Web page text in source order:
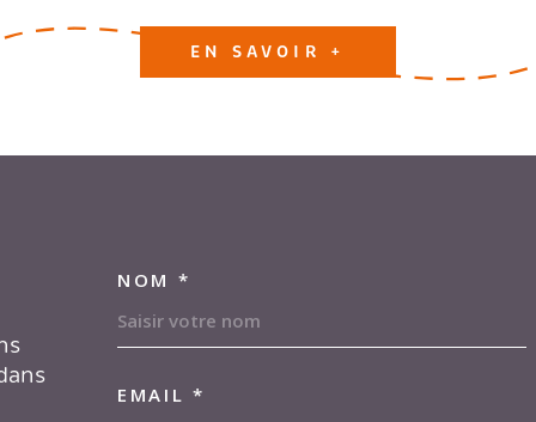
EN SAVOIR +
NOM *
EMAIL *